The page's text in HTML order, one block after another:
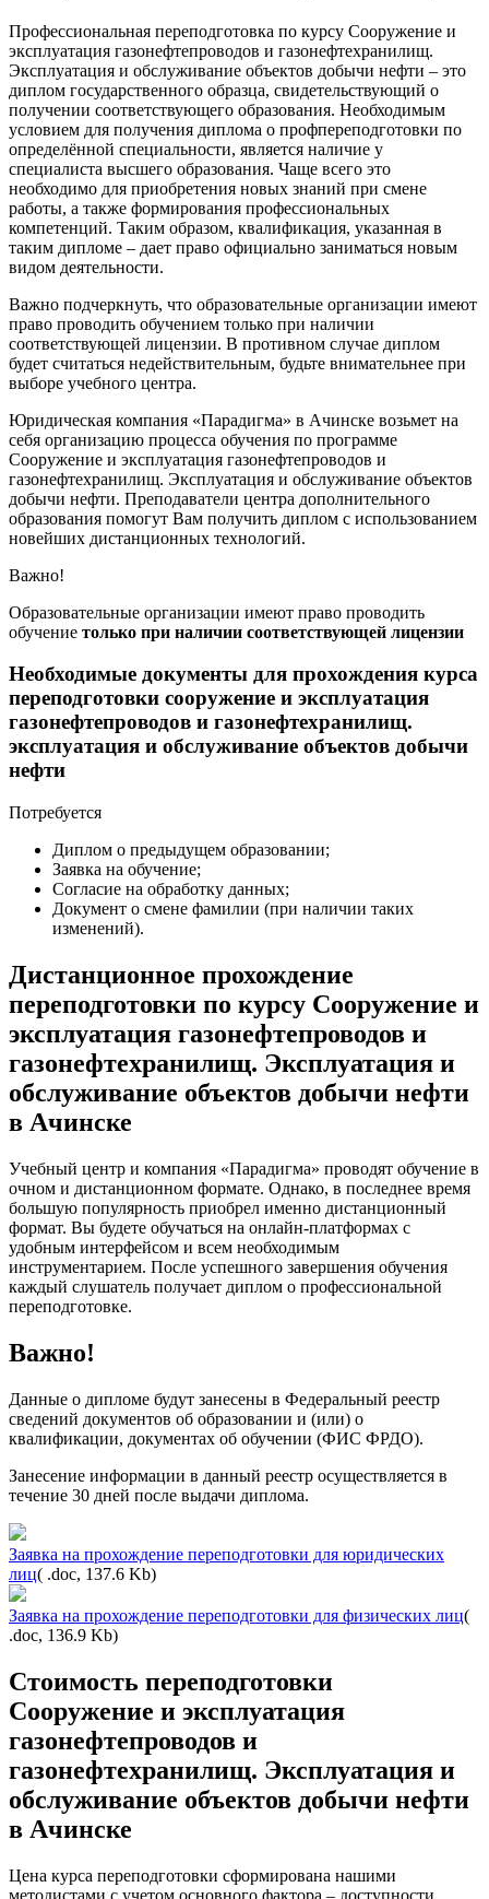
Профессиональная переподготовка по курсу Сооружение и
эксплуатация газонефтепроводов и газонефтехранилищ.
Эксплуатация и обслуживание объектов добычи нефти – это
диплом государственного образца, свидетельствующий о
получении соответствующего образования. Необходимым
условием для получения диплома о профпереподготовки по
определённой специальности, является наличие у
специалиста высшего образования. Чаще всего это
необходимо для приобретения новых знаний при смене
работы, а также формирования профессиональных
компетенций. Таким образом, квалификация, указанная в
таким дипломе – дает право официально заниматься новым
видом деятельности.
Важно подчеркнуть, что образовательные организации имеют
право проводить обучением только при наличии
соответствующей лицензии. В противном случае диплом
будет считаться недействительным, будьте внимательнее при
выборе учебного центра.
Юридическая компания «Парадигма» в Ачинске возьмет на
себя организацию процесса обучения по программе
Сооружение и эксплуатация газонефтепроводов и
газонефтехранилищ. Эксплуатация и обслуживание объектов
добычи нефти. Преподаватели центра дополнительного
образования помогут Вам получить диплом с использованием
новейших дистанционных технологий.
Важно!
Образовательные организации имеют право проводить
обучение только при наличии соответствующей лицензии
Необходимые документы для прохождения курса
переподготовки сооружение и эксплуатация
газонефтепроводов и газонефтехранилищ.
эксплуатация и обслуживание объектов добычи
нефти
Потребуется
Диплом о предыдущем образовании;
Заявка на обучение;
Согласие на обработку данных;
Документ о смене фамилии (при наличии таких
изменений).
Дистанционное прохождение
переподготовки по курсу Сооружение и
эксплуатация газонефтепроводов и
газонефтехранилищ. Эксплуатация и
обслуживание объектов добычи нефти
в Ачинске
Учебный центр и компания «Парадигма» проводят обучение в
очном и дистанционном формате. Однако, в последнее время
большую популярность приобрел именно дистанционный
формат. Вы будете обучаться на онлайн-платформах с
удобным интерфейсом и всем необходимым
инструментарием. После успешного завершения обучения
каждый слушатель получает диплом о профессиональной
переподготовке.
Важно!
Данные о дипломе будут занесены в Федеральный реестр
сведений документов об образовании и (или) о
квалификации, документах об обучении (ФИС ФРДО).
Занесение информации в данный реестр осуществляется в
течение 30 дней после выдачи диплома.
Заявка на прохождение переподготовки для юридических
лиц( .doc, 137.6 Kb)
Заявка на прохождение переподготовки для физических лиц(
.doc, 136.9 Kb)
Стоимость переподготовки
Сооружение и эксплуатация
газонефтепроводов и
газонефтехранилищ. Эксплуатация и
обслуживание объектов добычи нефти
в Ачинске
Цена курса переподготовки сформирована нашими
методистами с учетом основного фактора – доступности.